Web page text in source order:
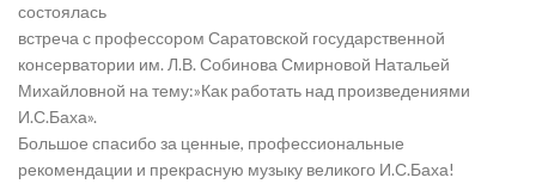
состоялась
встреча с профессором Саратовской государственной
консерватории им. Л.В. Собинова Смирновой Натальей
Михайловной на тему:»Как работать над произведениями
И.С.Баха».
Большое спасибо за ценные, профессиональные
рекомендации и прекрасную музыку великого И.С.Баха!